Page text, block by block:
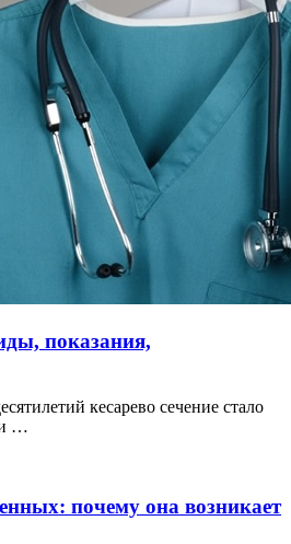
показания,
кесарево сечение стало
…
почему она возникает